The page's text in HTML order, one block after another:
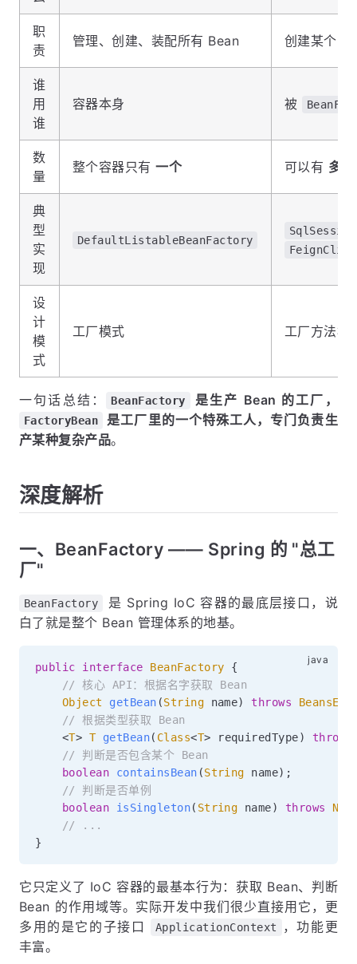
职
责
管理、创建、装配所有 Bean 创建某个
谁
用
谁
容器本身 被
数
量
整个容器只有一个 可以有 多个
典
型
实
现
DefaultListableBeanFactory
设
计
模
式
工厂模式 工厂方法模
一句话总结： BeanFactory 是生产 Bean 的工厂，
FactoryBean
是工厂里的一个特殊工人，专门负责生
产某种复杂产品。
深度解析
一、BeanFactory —— Spring 的 "总工
厂"
BeanFactory
是 Spring IoC 容器的最底层接口，说
白了就是整个 Bean 管理体系的地基。
public interface BeanFactory
{
// 核心 API：根据名字获取 Bean
Object
getBean (String name) throws
// 根据类型获取 Bean
<T> T getBean( Class<T> requiredType)
throws
// 判断是否包含某个 Bean
boolean
containsBean (String name) ;
// 判断是否单例
boolean
isSingleton( String name) throws
// ...
}
它只定义了 IoC 容器的最基本行为：获取 Bean、判断
Bean 的作用域等。实际开发中我们很少直接用它，更
多用的是它的子接口
ApplicationContext
，功能更
丰富。